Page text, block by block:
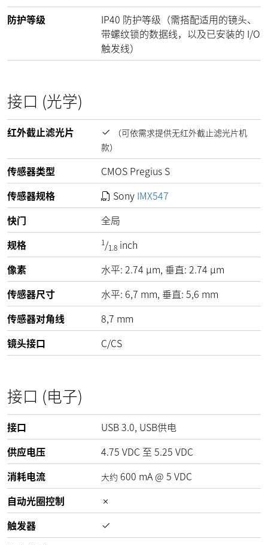
防护等级
IP40 防护等级（需搭配适用的镜头、
带螺纹锁的数据线，以及已安装的 I/O
触发线）
接口 (光学)
红外截止滤光片
（可依需求提供无红外截止滤光片机
款）
传感器类型
CMOS Pregius S
传感器规格
Sony IMX547
快门
全局
规格
1/1.8 inch
像素
水平: 2.74 µm, 垂直: 2.74 µm
传感器尺寸
水平: 6,7 mm, 垂直: 5,6 mm
传感器对角线
8,7 mm
镜头接口
C/CS
接口 (电子)
接口
USB 3.0, USB供电
供应电压
4.75 VDC 至 5.25 VDC
消耗电流
大约 600 mA@ 5 VDC
自动光圈控制
触发器